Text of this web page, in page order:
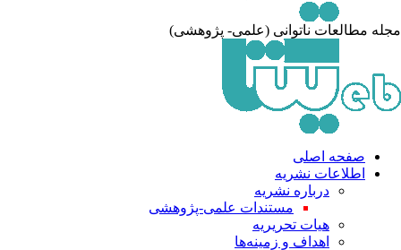
مطالعات ناتوانی (علمی- پژوهشی)
صفحه اصلی
اطلاعات نشریه
درباره نشریه
مستندات علمی-پژوهشی
هیات تحریریه
اهداف و زمینه‌ها